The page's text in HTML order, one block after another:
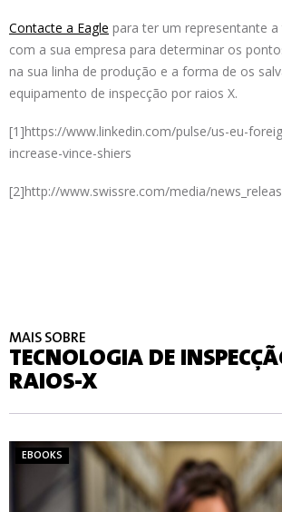
Contacte a Eagle para ter um representante
com a sua empresa para determinar os
na sua linha de produção e a forma de os
equipamento de inspecção por raios X.
[1]https://www.linkedin.com/pulse/us-eu-
increase-vince-shiers
[2]http://www.swissre.com/media/
MAIS SOBRE
TECNOLOGIA DE
RAIOS-X
EBOOKS